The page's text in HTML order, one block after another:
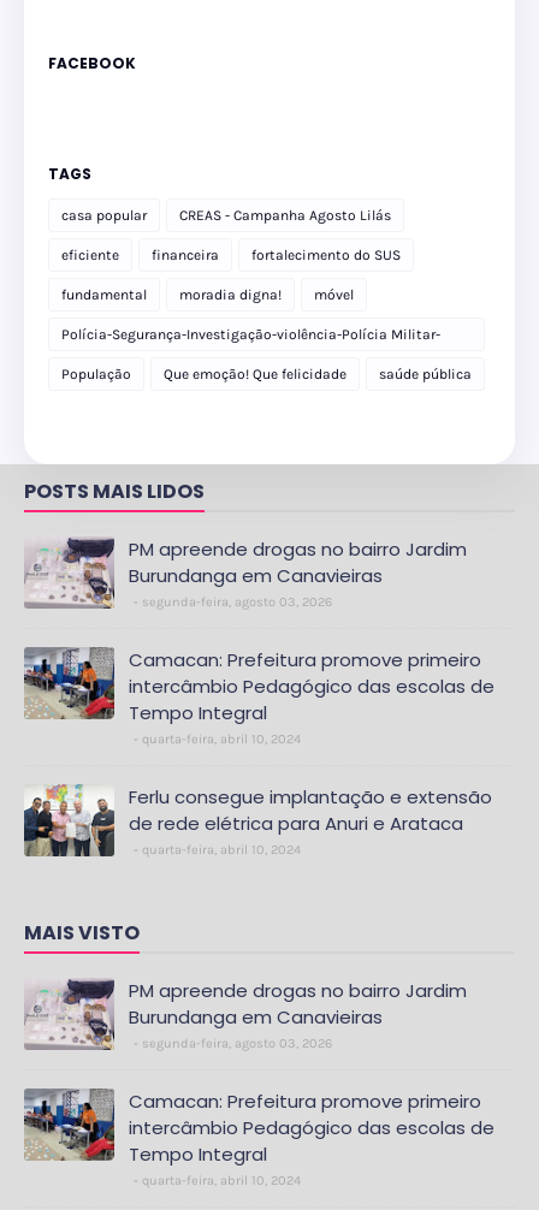
FACEBOOK
TAGS
casa popular CREAS - Campanha Agosto Lilás
eficiente financeira fortalecimento do SUS
fundamental moradia digna! móvel
Polícia-Segurança-Investigação-violência-Polícia Militar-
delegacia
População Que emoção! Que felicidade saúde pública
POSTS MAIS LIDOS
PM apreende drogas no bairro Jardim
Burundanga em Canavieiras
segunda-feira, agosto 03, 2026
Camacan: Prefeitura promove primeiro
intercâmbio Pedagógico das escolas de
Tempo Integral
quarta-feira, abril 10, 2024
Ferlu consegue implantação e extensão
de rede elétrica para Anuri e Arataca
quarta-feira, abril 10, 2024
MAIS VISTO
PM apreende drogas no bairro Jardim
Burundanga em Canavieiras
segunda-feira, agosto 03, 2026
Camacan: Prefeitura promove primeiro
intercâmbio Pedagógico das escolas de
Tempo Integral
quarta-feira, abril 10, 2024